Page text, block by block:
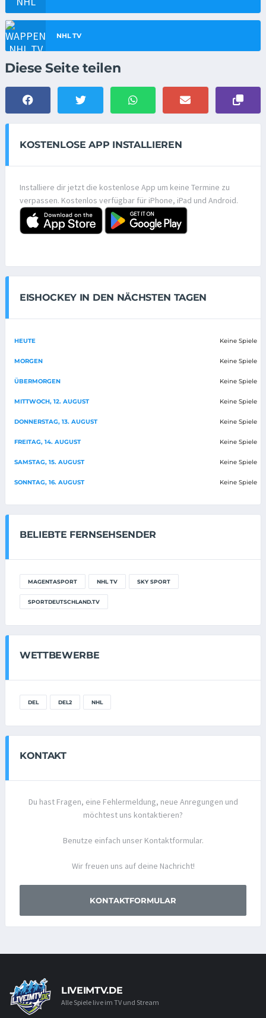
NHL TV
Diese Seite teilen
KOSTENLOSE APP INSTALLIEREN
Installiere dir jetzt die kostenlose App um keine Termine zu
verpassen. Kostenlos verfügbar für iPhone, iPad und Android.
EISHOCKEY IN DEN NÄCHSTEN TAGEN
HEUTE Keine Spiele
MORGEN Keine Spiele
ÜBERMORGEN Keine Spiele
MITTWOCH, 12. AUGUST Keine Spiele
DONNERSTAG, 13. AUGUST Keine Spiele
FREITAG, 14. AUGUST Keine Spiele
SAMSTAG, 15. AUGUST Keine Spiele
SONNTAG, 16. AUGUST Keine Spiele
BELIEBTE FERNSEHSENDER
MAGENTASPORT NHL TV SKY SPORT
SPORTDEUTSCHLAND.TV
WETTBEWERBE
DEL DEL2 NHL
KONTAKT
Du hast Fragen, eine Fehlermeldung, neue Anregungen und
möchtest uns kontaktieren?
Benutze einfach unser Kontaktformular.
Wir freuen uns auf deine Nachricht!
KONTAKTFORMULAR
LIVEIMTV.DE
Alle Spiele live im TV und Stream